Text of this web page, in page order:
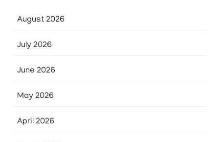
August 2026
July 2026
June 2026
May 2026
April 2026